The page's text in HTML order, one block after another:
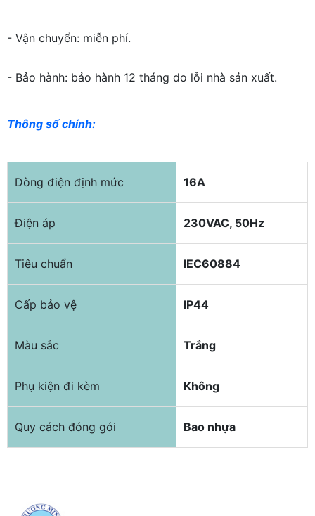
- Vận chuyển: miễn phí.
- Bảo hành: bảo hành 12 tháng do lỗi nhà sản xuất.
Thông số chính:
Dòng điện định mức 16A
Điện áp 230VAC, 50Hz
Tiêu chuẩn IEC60884
Cấp bảo vệ IP44
Màu sắc Trắng
Phụ kiện đi kèm Không
Quy cách đóng gói Bao nhựa